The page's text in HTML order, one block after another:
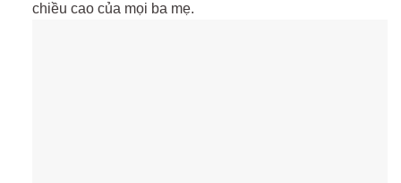
chiều cao của mọi ba mẹ.